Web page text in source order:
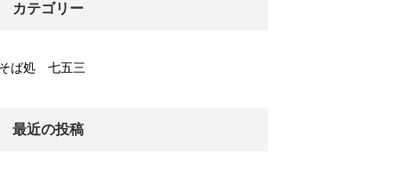
カテゴリー
ば処 七五三
最近の投稿